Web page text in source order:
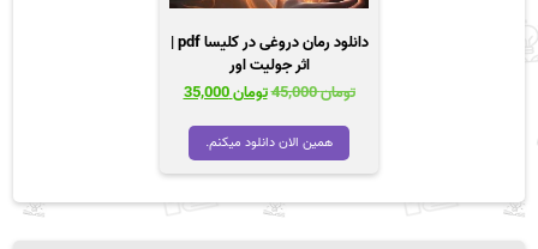
دانلود رمان دروغی در کلیسا pdf |
اثر جولیت اور
تومان45,000
قیمت
تومان 45,000
بود.
تومان35,000
قیمت
همین الان دانلود میکنم.